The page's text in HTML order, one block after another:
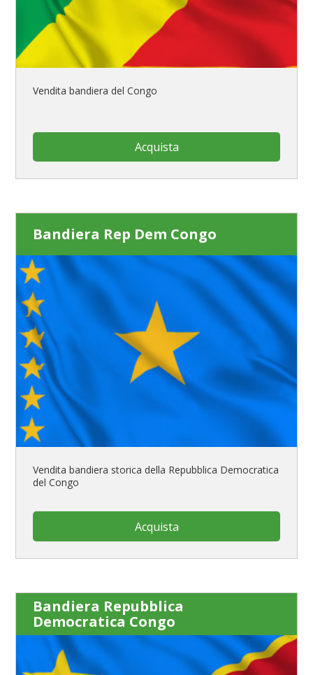
Vendita bandiera del Congo
Acquista
Bandiera Rep Dem Congo
Vendita bandiera storica della Repubblica Democratica
del Congo
Acquista
Bandiera Repubblica
Democratica Congo